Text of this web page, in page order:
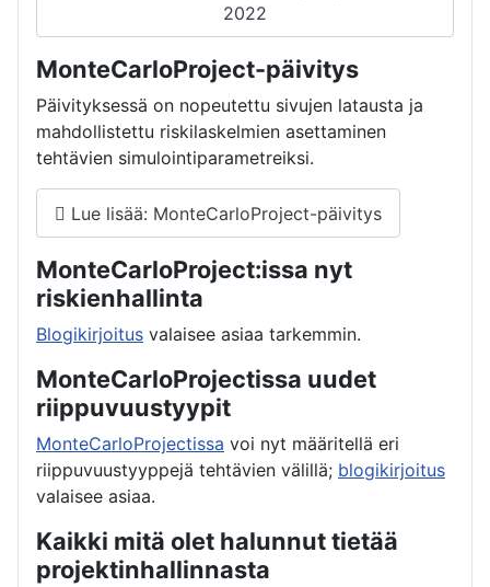
2022
MonteCarloProject-päivitys
Päivityksessä on nopeutettu sivujen latausta ja
mahdollistettu riskilaskelmien asettaminen
tehtävien simulointiparametreiksi.
Lue lisää: MonteCarloProject-päivitys
MonteCarloProject:issa nyt
riskienhallinta
Blogikirjoitus valaisee asiaa tarkemmin.
MonteCarloProjectissa uudet
riippuvuustyypit
MonteCarloProjectissa voi nyt määritellä eri
riippuvuustyyppejä tehtävien välillä; blogikirjoitus
valaisee asiaa.
Kaikki mitä olet halunnut tietää
projektinhallinnasta